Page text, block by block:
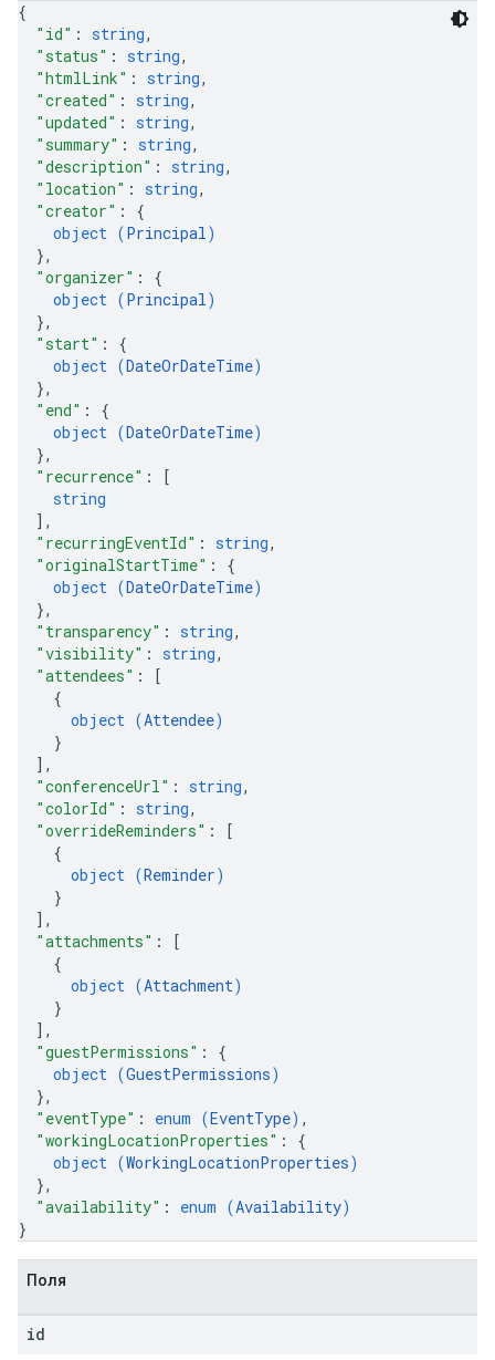
{
"id" : string,
"status" : string,
"htmlLink" : string,
"created" : string,
"updated" : string,
"summary" : string,
"description" : string,
"location" : string,
"creator" : {
object (Principal)
},
"organizer" : {
object (Principal)
},
"start" : {
object (DateOrDateTime)
},
"end" : {
object (DateOrDateTime)
},
"recurrence" :
[
string
] ,
"recurringEventId" : string,
"originalStartTime" : {
object (DateOrDateTime)
},
"transparency" : string,
"visibility" : string,
"attendees" :
[
{
object (Attendee)
}
] ,
"conferenceUrl" : string,
"colorId" : string,
"overrideReminders" :
[
{
object (Reminder)
}
] ,
"attachments" :
[
{
object (Attachment)
}
] ,
"guestPermissions" : {
object (GuestPermissions)
},
"eventType" : enum (EventType) ,
"workingLocationProperties" : {
object (WorkingLocationProperties)
},
"availability" : enum (Availability)
}
Поля
id